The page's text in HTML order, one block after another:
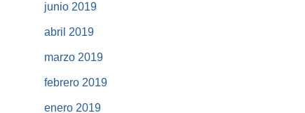
junio 2019
abril 2019
marzo 2019
febrero 2019
enero 2019